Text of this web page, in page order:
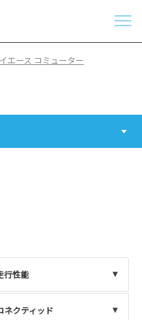
エース コミューター
行性能
ネクティッド